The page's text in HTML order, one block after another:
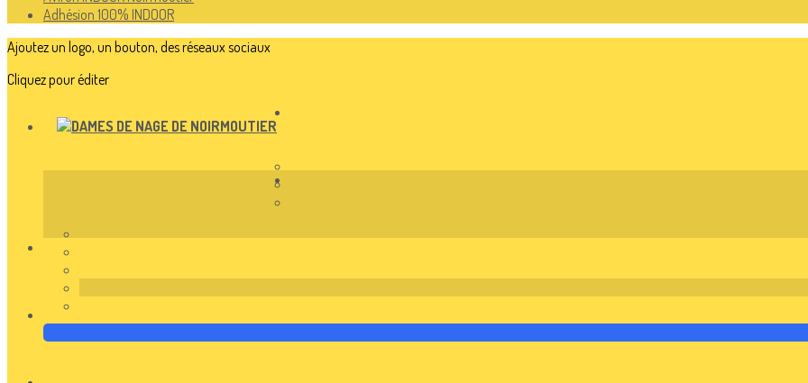
Adhésion 100% INDOOR
Ajoutez un logo, un bouton, des réseaux sociaux
Cliquez pour éditer